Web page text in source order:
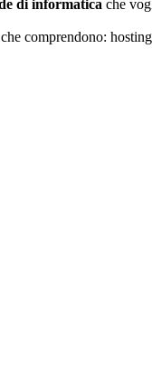
di informatica che
comprendono: